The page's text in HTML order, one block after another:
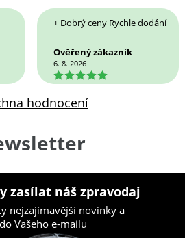
+ Dobrý ceny Rychle dodání
Ověřený zákazník
6. 8. 2026
5
hodnocení
zasílat náš zpravodaj
nejzajímavější novinky a
Vašeho e-mailu